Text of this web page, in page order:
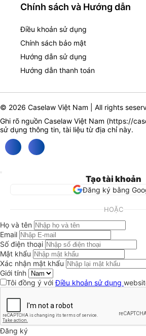
Chính sách và Hướng dẫn
Điều khoản sử dụng
Chính sách bảo mật
Hướng dẫn sử dụng
Hướng dẫn thanh toán
© 2026 Caselaw Việt Nam | All rights
Ghi rõ nguồn Caselaw Việt Nam (https://
sử dụng thông tin, tài liệu từ địa chỉ này.
Tạo tài khoản
Đăng ký bằng
HOẶC
Họ và tên
Email
Số điện thoại
Mật khẩu
Xác nhận mật khẩu
Giới tính
Tôi đồng ý vớiĐiều khoản sử dụng
Đăng ký